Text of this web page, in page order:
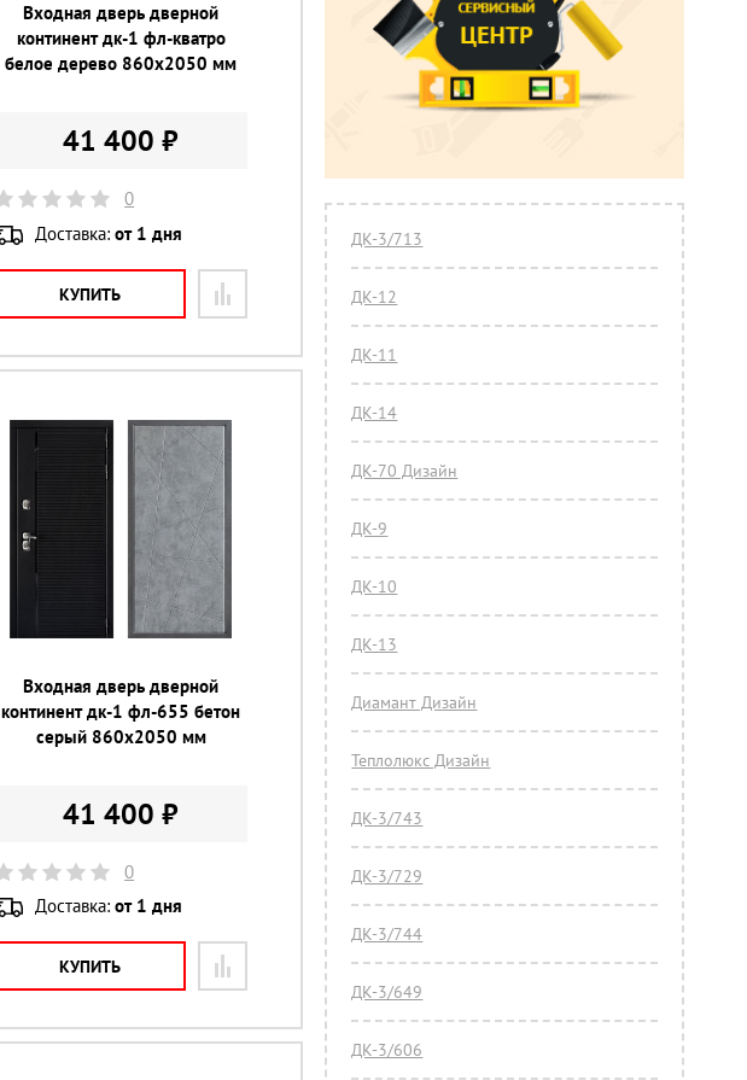
Входная дверь дверной
континент дк-1 фл-кватро
белое дерево 860х2050 мм
41 400 ₽
0
Доставка:от 1 дня
КУПИТЬ
Входная дверь дверной
континент дк-1 фл-655 бетон
серый 860х2050 мм
41 400 ₽
0
Доставка:от 1 дня
КУПИТЬ
ДК-3/713
ДК-12
ДК-11
ДК-14
ДК-70 Дизайн
ДК-9
ДК-10
ДК-13
Диамант Дизайн
Теплолюкс Дизайн
ДК-3/743
ДК-3/729
ДК-3/744
ДК-3/649
ДК-3/606